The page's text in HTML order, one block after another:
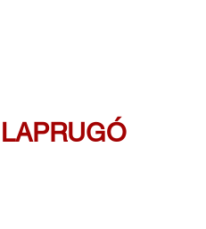
LAPRUGÓ